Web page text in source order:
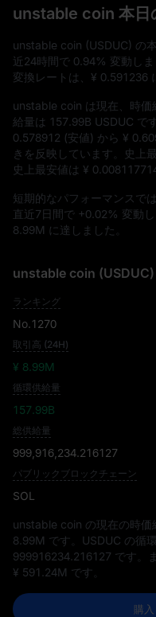
unstable coin 本日
unstable coin (USDUC) の
近24時間で 0.94% 変動し
変換レートは、 ¥ 0.591236
unstable coin は現在、時価
給量は 157.99B USDUC で
0.578912 (安値) から ¥
きを反映しています。史上
史上最安値は ¥
短期的なパフォーマンスで
直近7日間で +0.02% 変動
8.99M に達しました。
unstable coin (USDUC)
ランキング
No.1270
取引高 (24H)
¥ 8.99M
循環供給量
157.99B
総供給量
999,916,234.216127
パブリックブロックチェーン
SOL
unstable coin の現在の時価
8.99M です。USDUC の循
999916234.216127 です。
¥ 591.24M です。
購